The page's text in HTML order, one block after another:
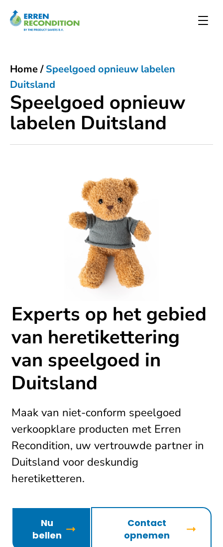
Speelgoed opnieuw
labelen Duitsland
Home/Speelgoed opnieuw labelen
Duitsland
Experts op het gebied
van heretikettering
van speelgoed in
Duitsland
Maak van niet-conform speelgoed
verkoopklare producten met Erren
Recondition, uw vertrouwde partner in
Duitsland voor deskundig
heretiketteren.
Nu
bellen
Contact
opnemen